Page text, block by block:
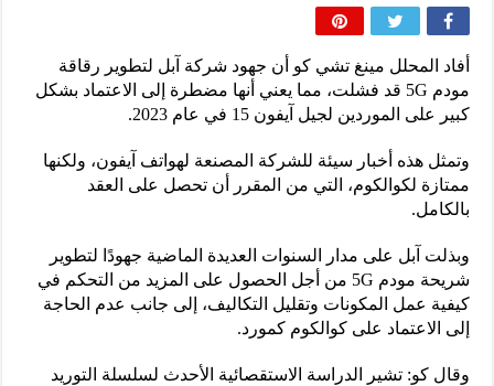
أفاد المحلل مينغ تشي كو أن جهود شركة آبل لتطوير رقاقة
مودم 5G قد فشلت، مما يعني أنها مضطرة إلى الاعتماد بشكل
كبير على الموردين لجيل آيفون 15 في عام 2023.
وتمثل هذه أخبار سيئة للشركة المصنعة لهواتف آيفون، ولكنها
ممتازة لكوالكوم، التي من المقرر أن تحصل على العقد
بالكامل.
وبذلت آبل على مدار السنوات العديدة الماضية جهودًا لتطوير
شريحة مودم 5G من أجل الحصول على المزيد من التحكم في
كيفية عمل المكونات وتقليل التكاليف، إلى جانب عدم الحاجة
إلى الاعتماد على كوالكوم كمورد.
وقال كو: تشير الدراسة الاستقصائية الأحدث لسلسلة التوريد